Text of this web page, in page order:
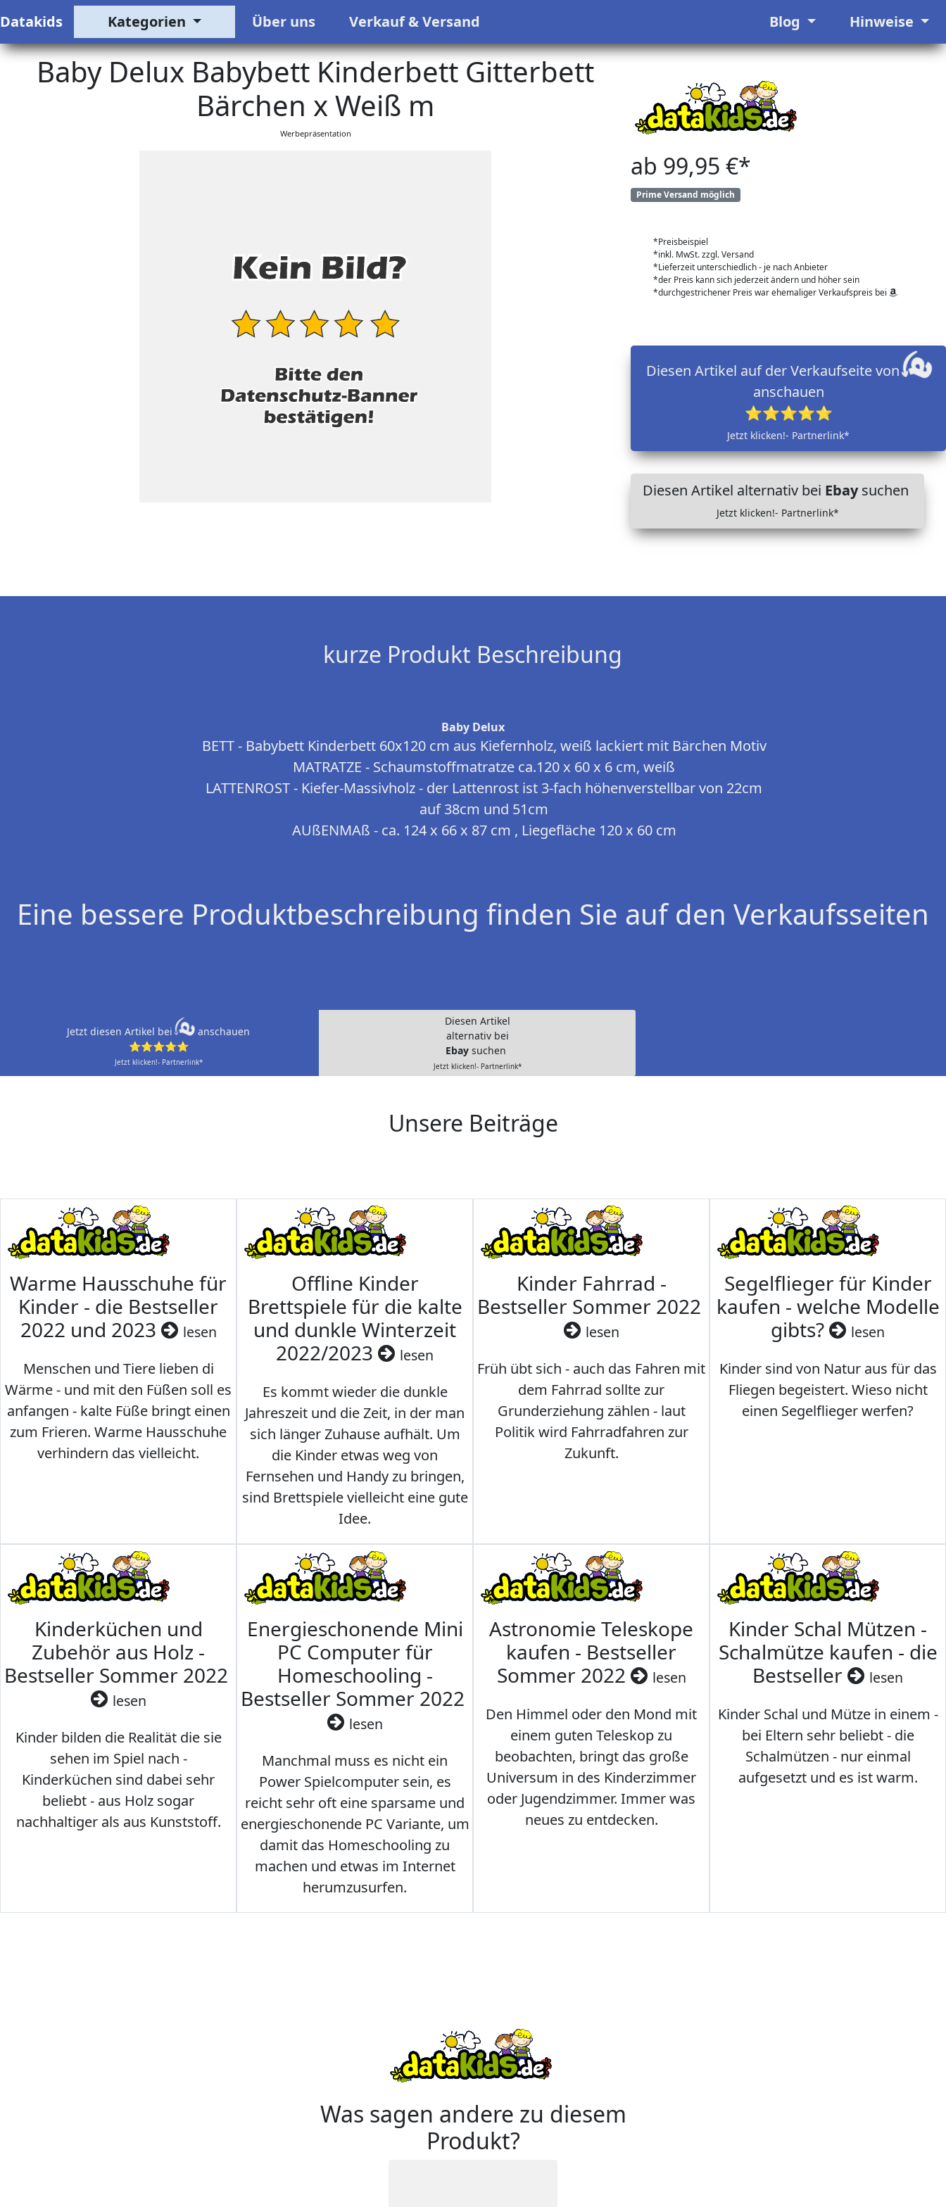
Datakids Kategorien Über uns Verkauf & Versand Blog Hinweise
Baby Delux Babybett Kinderbett Gitterbett
Bärchen x Weiß m
Werbepräsentation
ab 99,95 €*
Prime Versand möglich
*Preisbeispiel
*inkl. MwSt. zzgl. Versand
*Lieferzeit unterschiedlich - je nach Anbieter
*der Preis kann sich jederzeit ändern und höher sein
*durchgestrichener Preis war ehemaliger Verkaufspreis bei
Diesen Artikel auf der Verkaufseite von
anschauen
⭐⭐⭐⭐⭐
Jetzt klicken!- Partnerlink*
Diesen Artikel alternativ bei Ebaysuchen
Jetzt klicken!- Partnerlink*
kurze Produkt Beschreibung
Baby Delux
BETT - Babybett Kinderbett 60x120 cm aus Kiefernholz, weiß lackiert mit Bärchen Motiv
MATRATZE - Schaumstoffmatratze ca.120 x 60 x 6 cm, weiß
LATTENROST - Kiefer-Massivholz - der Lattenrost ist 3-fach höhenverstellbar von 22cm
auf 38cm und 51cm
AUßENMAß - ca. 124 x 66 x 87 cm , Liegefläche 120 x 60 cm
Eine bessere Produktbeschreibung finden Sie auf den Verkaufsseiten
Jetzt diesen Artikel bei
anschauen
⭐⭐⭐⭐⭐
Jetzt klicken!- Partnerlink*
Diesen Artikel
alternativ bei
Ebay suchen
Jetzt klicken!- Partnerlink*
Unsere Beiträge
Warme Hausschuhe für
Kinder - die Bestseller
2022 und 2023
lesen
Menschen und Tiere lieben di
Wärme - und mit den Füßen soll es
anfangen - kalte Füße bringt einen
zum Frieren. Warme Hausschuhe
verhindern das vielleicht.
Offline Kinder
Brettspiele für die kalte
und dunkle Winterzeit
2022/2023
lesen
Es kommt wieder die dunkle
Jahreszeit und die Zeit, in der man
sich länger Zuhause aufhält. Um
die Kinder etwas weg von
Fernsehen und Handy zu bringen,
sind Brettspiele vielleicht eine gute
Idee.
Kinder Fahrrad -
Bestseller Sommer 2022
lesen
Früh übt sich - auch das Fahren mit
dem Fahrrad sollte zur
Grunderziehung zählen - laut
Politik wird Fahrradfahren zur
Zukunft.
Segelflieger für Kinder
kaufen - welche Modelle
gibts?
lesen
Kinder sind von Natur aus für das
Fliegen begeistert. Wieso nicht
einen Segelflieger werfen?
Kinderküchen und
Zubehör aus Holz -
Bestseller Sommer 2022
lesen
Kinder bilden die Realität die sie
sehen im Spiel nach -
Kinderküchen sind dabei sehr
beliebt - aus Holz sogar
nachhaltiger als aus Kunststoff.
Energieschonende Mini
PC Computer für
Homeschooling -
Bestseller Sommer 2022
lesen
Manchmal muss es nicht ein
Power Spielcomputer sein, es
reicht sehr oft eine sparsame und
energieschonende PC Variante, um
damit das Homeschooling zu
machen und etwas im Internet
herumzusurfen.
Astronomie Teleskope
kaufen - Bestseller
Sommer 2022
lesen
Den Himmel oder den Mond mit
einem guten Teleskop zu
beobachten, bringt das große
Universum in des Kinderzimmer
oder Jugendzimmer. Immer was
neues zu entdecken.
Kinder Schal Mützen -
Schalmütze kaufen - die
Bestseller
lesen
Kinder Schal und Mütze in einem -
bei Eltern sehr beliebt - die
Schalmützen - nur einmal
aufgesetzt und es ist warm.
Was sagen andere zu diesem
Produkt?